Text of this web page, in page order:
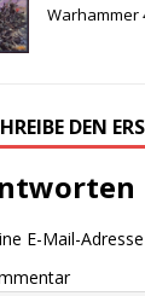
Warhammer
DEN
E-Mail-